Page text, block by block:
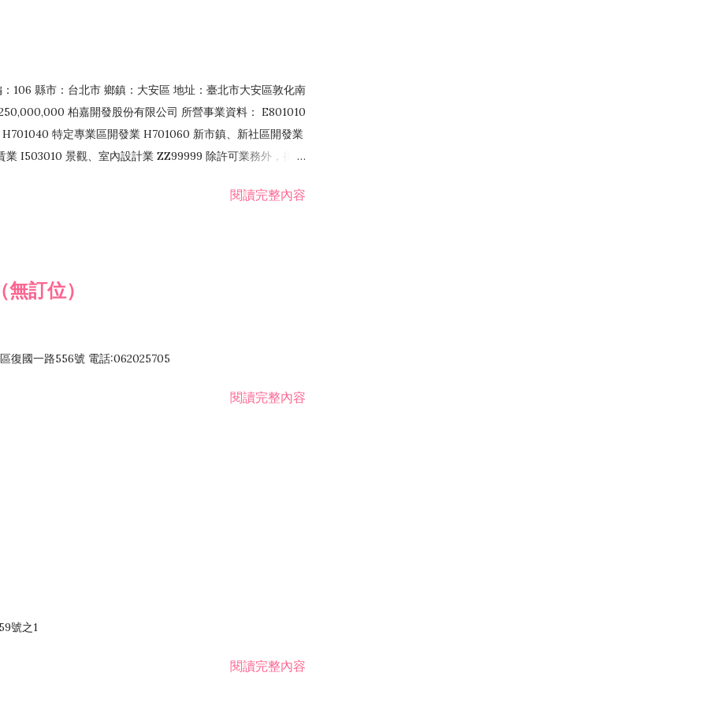
106 縣市：台北市 鄉鎮：大安區 地址：臺北市大安區敦化南
柏嘉開發股份有限公司 所營事業資料： E801010
特定專業區開發業 H701060 新市鎮、新社區開發業
I503010 景觀、室內設計業 ZZ99999 除許可業務外，得經
閱讀完整內容
訂位）
復國一路556號 電話:062025705
閱讀完整內容
號之1
閱讀完整內容